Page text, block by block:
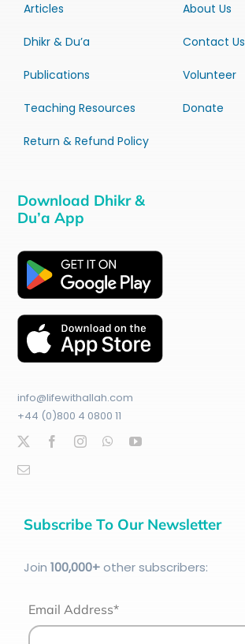
Articles
Dhikr & Du’a
Publications
Teaching Resources
Return & Refund Policy
About Us
Contact Us
Volunteer
Donate
Download Dhikr &
Du’a App
info@lifewithallah.com
+44 (0)800 4 0800 11
Subscribe To Our Newsletter
Join 100,000+other subscribers:
Email Address*